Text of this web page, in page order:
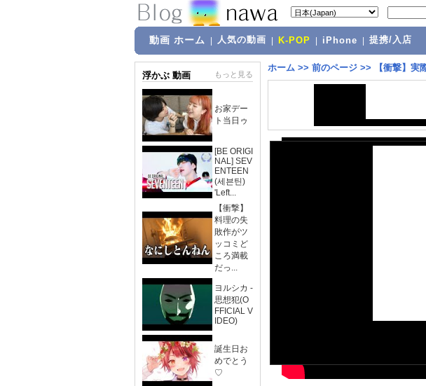
動画 ホーム 人気の動画 K-POP iPhone 提携/入店
浮かぶ 動画 もっと見る
お家デー
ト当日ゥ
[BE ORIGI
NAL] SEV
ENTEEN
(세븐틴)
'Left...
【衝撃】
料理の失
敗作がツ
ッコミど
ころ満載
だっ...
ヨルシカ -
思想犯(O
FFICIAL V
IDEO)
誕生日お
めでとう
♡
ホーム >> 前のページ >> 【衝撃】